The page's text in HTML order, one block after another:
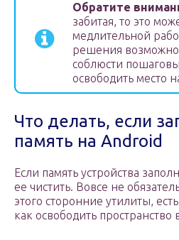
Обратите
забитая, то это
медлительной
решения
соблюсти
освободить место
Что делать, если
память на Android
Если память устройства
ее чистить. Вовсе не
этого сторонние утилиты,
как освободить пространство